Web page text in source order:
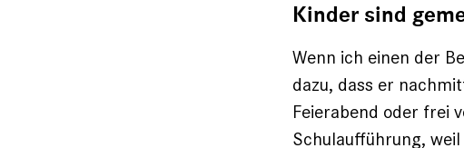
Kinder sind
Wenn ich einen der
dazu, dass er
Feierabend oder frei
Schulaufführung,